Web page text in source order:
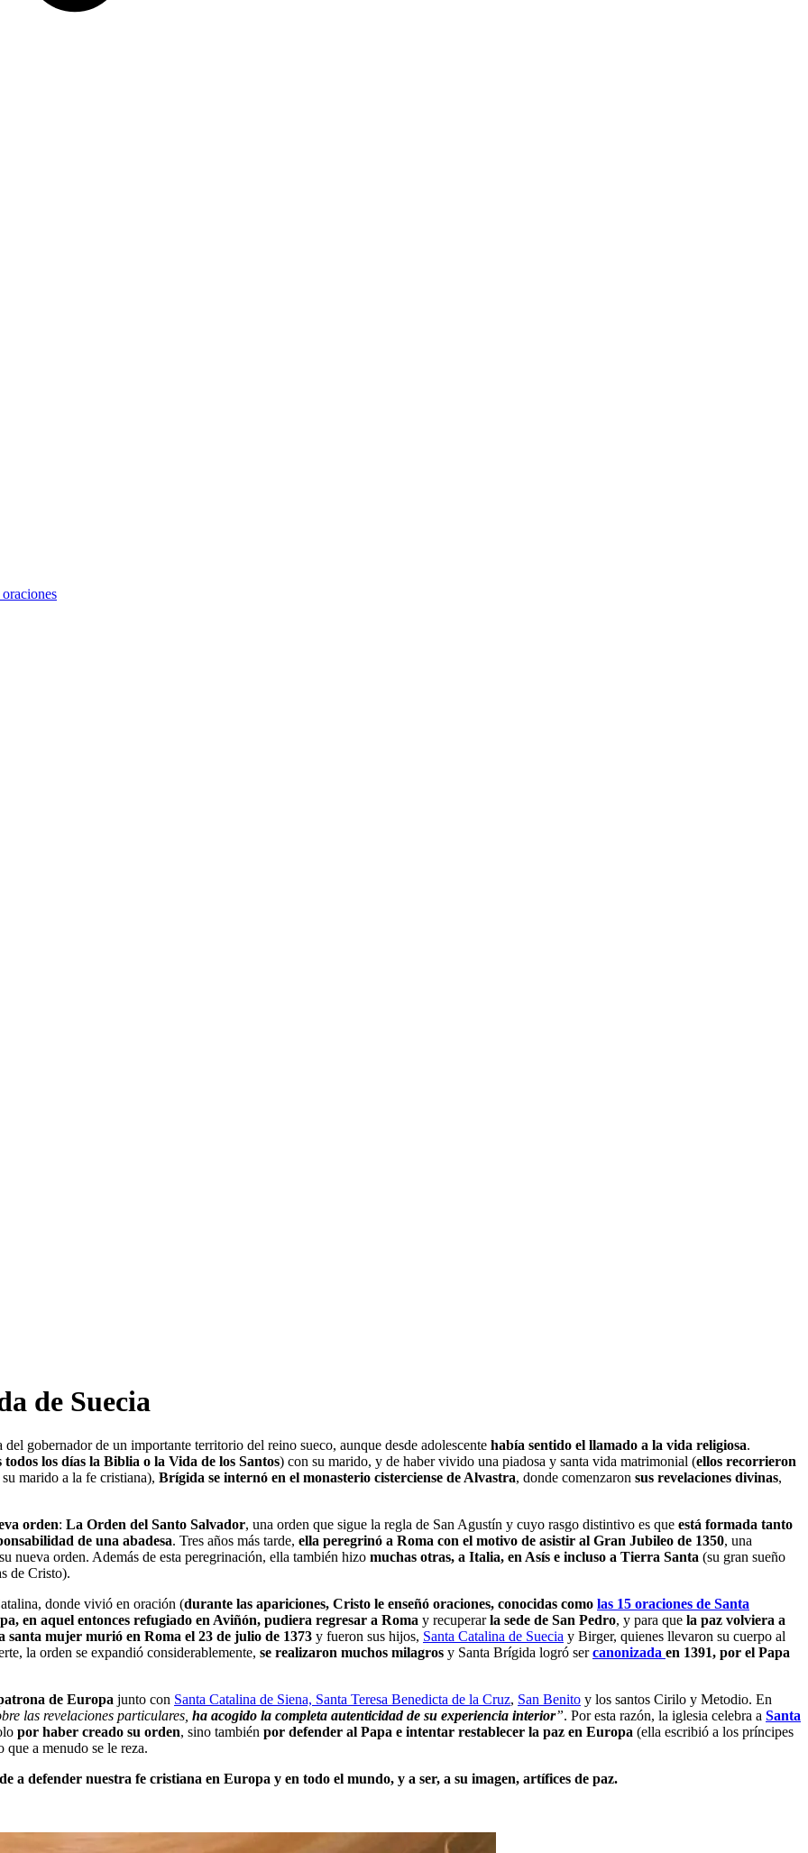
de Suecia
gobernador de un importante territorio del reino sueco, aunque desde adolescente había sentido el llamado a la vida religiosa.
todos los días la Biblia o la Vida de los Santos) con su marido, y de haber vivido una piadosa y santa vida matrimonial (ellos recorrieron
marido a la fe cristiana), Brígida se internó en el monasterio cisterciense de Alvastra, donde comenzaron sus revelaciones divinas,
orden: La Orden del Santo Salvador, una orden que sigue la regla de San Agustín y cuyo rasgo distintivo es que está formada tanto
de una abadesa. Tres años más tarde, ella peregrinó a Roma con el motivo de asistir al Gran Jubileo de 1350, una
nueva orden. Además de esta peregrinación, ella también hizo muchas otras, a Italia, en Asís e incluso a Tierra Santa (su gran sueño
de Cristo).
donde vivió en oración (durante las apariciones, Cristo le enseñó oraciones, conocidas como las 15 oraciones de Santa
en aquel entonces refugiado en Aviñón, pudiera regresar a Roma y recuperarla sede de San Pedro, y para que la paz volviera a
santa mujer murió en Roma el 23 de julio de 1373 y fueron sus hijos, Santa Catalina de Suecia y Birger, quienes llevaron su cuerpo al
la orden se expandió considerablemente, se realizaron muchos milagros y Santa Brígida logró sercanonizada en 1391, por el Papa
de Europa junto con Santa Catalina de Siena, Santa Teresa Benedicta de la Cruz, San Benito y los santos Cirilo y Metodio. En
las revelaciones particulares, ha acogido la completa autenticidad de su experiencia interior”. Por esta razón, la iglesia celebra a Santa
por haber creado su orden, sino también por defender al Papa e intentar restablecer la paz en Europa (ella escribió a los príncipes
a menudo se le reza.
a defender nuestra fe cristiana en Europa y en todo el mundo, y a ser, a su imagen, artífices de paz.